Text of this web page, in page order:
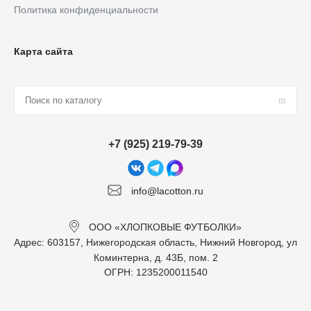
Политика конфиденциальности
Карта сайта
info@lacotton.ru
+7 (925) 219-79-39
ООО «ХЛОПКОВЫЕ ФУТБОЛКИ»
Адрес: 603157, Нижегородская область, Нижний Новгород, ул
Коминтерна, д. 43Б, пом. 2
ОГРН: 1235200011540